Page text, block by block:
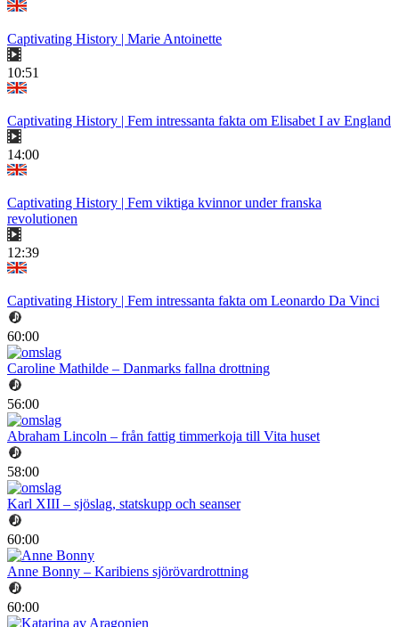
Captivating History | Marie Antoinette
10:51
Captivating History | Fem intressanta fakta om Elisabet I av England
14:00
Captivating History | Fem viktiga kvinnor under franska
revolutionen
12:39
Captivating History | Fem intressanta fakta om Leonardo Da Vinci
60:00
Caroline Mathilde – Danmarks fallna drottning
56:00
Abraham Lincoln – från fattig timmerkoja till Vita huset
58:00
Karl XIII – sjöslag, statskupp och seanser
60:00
Anne Bonny – Karibiens sjörövardrottning
60:00